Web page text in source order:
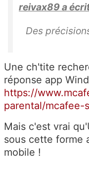
reivax89 a
Des
Une ch'tite
réponse app
https://
parental/mcafee-
Mais c'est vrai
sous cette forme
mobile !